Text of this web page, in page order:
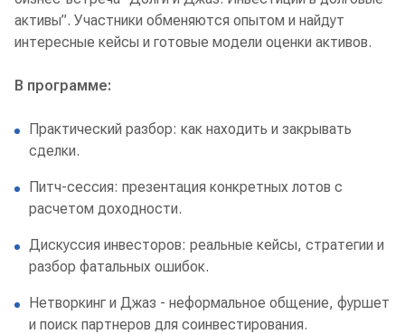
активы”. Участники обменяются опытом и найдут
интересные кейсы и готовые модели оценки активов.
В программе:
Практический разбор: как находить и закрывать
сделки.
Питч-сессия: презентация конкретных лотов с
расчетом доходности.
Дискуссия инвесторов: реальные кейсы, стратегии и
разбор фатальных ошибок.
Нетворкинг и Джаз - неформальное общение, фуршет
и поиск партнеров для соинвестирования.